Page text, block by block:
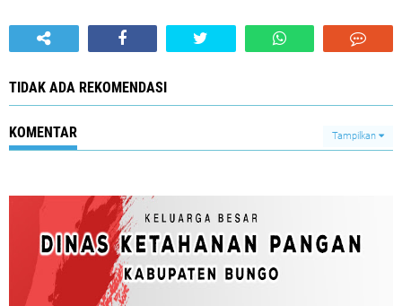
TIDAK ADA REKOMENDASI
KOMENTAR Tampilkan